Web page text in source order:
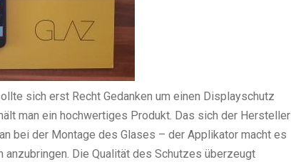
sich erst Recht Gedanken um einen Displayschutz
man ein hochwertiges Produkt. Das sich der Hersteller
bei der Montage des Glases – der Applikator macht es
Die Qualität des Schutzes überzeugt